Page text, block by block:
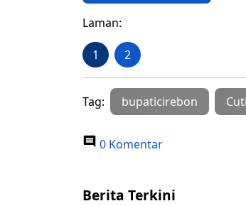
Laman:
1 2
Tag: bupaticirebon Cuti
0 Komentar
Berita Terkini